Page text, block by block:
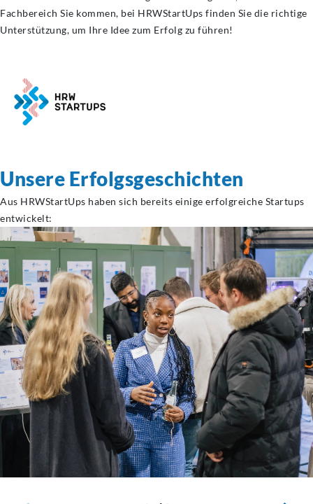
Fachbereich Sie kommen, bei HRWStartUps finden Sie die richtige
Unterstützung, um Ihre Idee zum Erfolg zu führen!
Unsere Erfolgsgeschichten
Aus HRWStartUps haben sich bereits einige erfolgreiche Startups
entwickelt: